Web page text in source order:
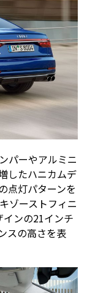
パーやアルミニ
したハニカムデ
点灯パターンを
ゾーストフィニ
ンの21インチ
スの高さを表